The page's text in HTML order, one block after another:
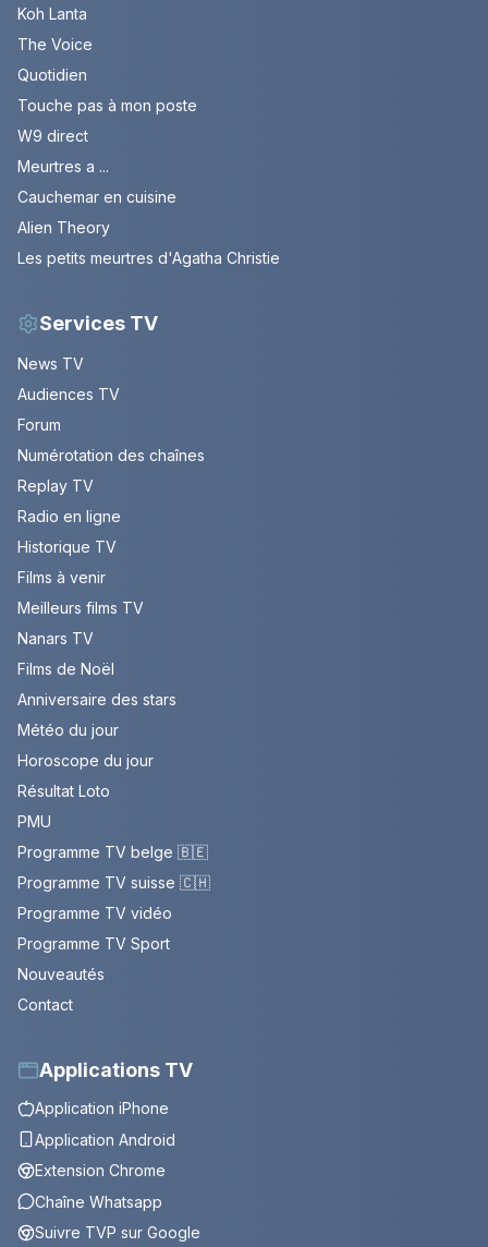
Koh Lanta
The Voice
Quotidien
Touche pas à mon poste
W9 direct
Meurtres a ...
Cauchemar en cuisine
Alien Theory
Les petits meurtres d'Agatha Christie
Services TV
News TV
Audiences TV
Forum
Numérotation des chaînes
Replay TV
Radio en ligne
Historique TV
Films à venir
Meilleurs films TV
Nanars TV
Films de Noël
Anniversaire des stars
Météo du jour
Horoscope du jour
Résultat Loto
PMU
Programme TV belge 🇧🇪
Programme TV suisse 🇨🇭
Programme TV vidéo
Programme TV Sport
Nouveautés
Contact
Applications TV
Application iPhone
Application Android
Extension Chrome
Chaîne Whatsapp
Suivre TVP sur Google